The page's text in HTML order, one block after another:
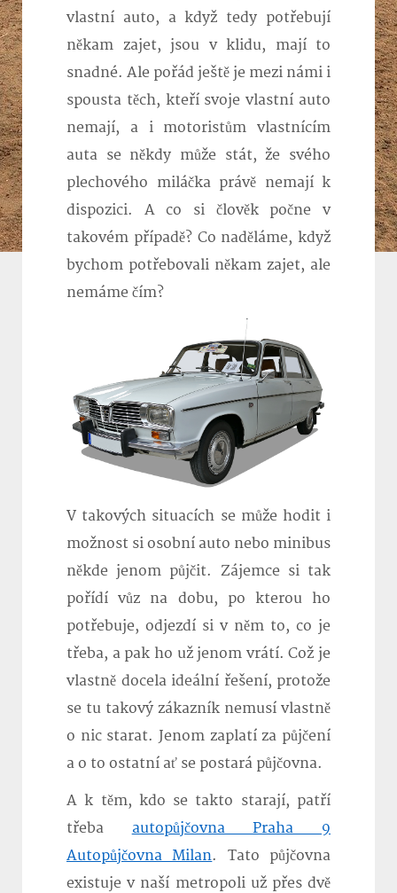
vlastní auto, a když tedy potřebují
někam zajet, jsou v klidu, mají to
snadné. Ale pořád ještě je mezi námi i
spousta těch, kteří svoje vlastní auto
nemají, a i motoristům vlastnícím
auta se někdy může stát, že svého
plechového miláčka právě nemají k
dispozici. A co si člověk počne v
takovém případě? Co naděláme, když
bychom potřebovali někam zajet, ale
nemáme čím?
V takových situacích se může hodit i
možnost si osobní auto nebo minibus
někde jenom půjčit. Zájemce si tak
pořídí vůz na dobu, po kterou ho
potřebuje, odjezdí si v něm to, co je
třeba, a pak ho už jenom vrátí. Což je
vlastně docela ideální řešení, protože
se tu takový zákazník nemusí vlastně
o nic starat. Jenom zaplatí za půjčení
a o to ostatní ať se postará půjčovna.
A k těm, kdo se takto starají, patří
třeba autopůjčovna Praha 9
Autopůjčovna Milan. Tato půjčovna
existuje v naší metropoli už přes dvě